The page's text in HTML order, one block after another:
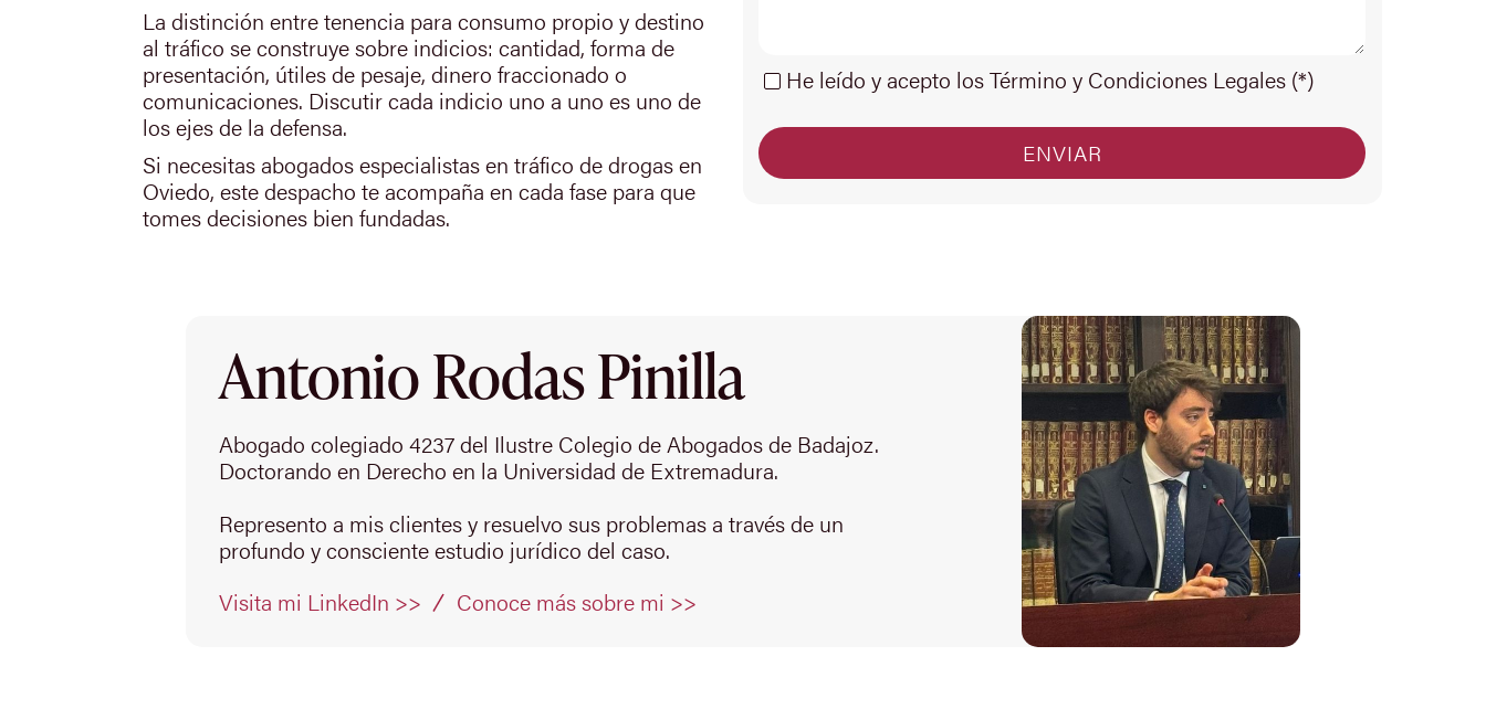
La distinción entre tenencia para consumo propio y destino
al tráfico se construye sobre indicios: cantidad, forma de
presentación, útiles de pesaje, dinero fraccionado o
comunicaciones. Discutir cada indicio uno a uno es uno de
los ejes de la defensa.
Si necesitas abogados especialistas en tráfico de drogas en
Oviedo, este despacho te acompaña en cada fase para que
tomes decisiones bien fundadas.
He leído y acepto los Término y Condiciones Legales (*)
Antonio Rodas Pinilla
Abogado colegiado 4237 del Ilustre Colegio de Abogados de Badajoz.
Doctorando en Derecho en la Universidad de Extremadura.
Represento a mis clientes y resuelvo sus problemas a través de un
profundo y consciente estudio jurídico del caso.
Visita mi LinkedIn >>
Conoce más sobre mi >>